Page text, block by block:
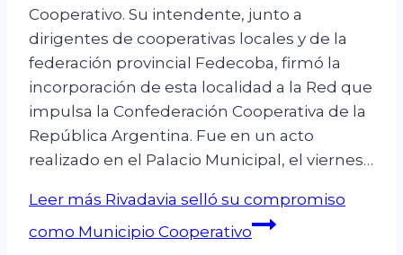
Cooperativo. Su intendente, junto a
dirigentes de cooperativas locales y de la
federación provincial Fedecoba, firmó la
incorporación de esta localidad a la Red que
impulsa la Confederación Cooperativa de la
República Argentina. Fue en un acto
realizado en el Palacio Municipal, el viernes…
Leer más Rivadavia selló su compromiso
como Municipio Cooperativo